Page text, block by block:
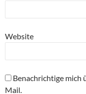
Website
Benachrichtige mich
Mail.